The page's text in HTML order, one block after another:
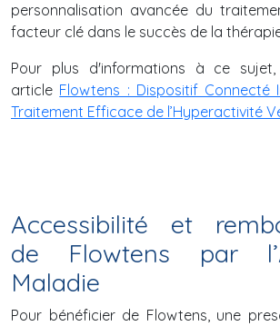
personnalisation avancée du
facteur clé dans le succès de la
Pour plus d'informations à ce
article Flowtens : Dispositif Connecté
Traitement Efficace de l’Hyperactivité
Accessibilité et
de Flowtens par
Maladie
Pour bénéficier de Flowtens, une